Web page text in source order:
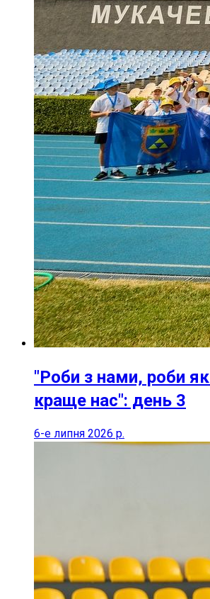
"Роби з нами, роби
краще нас": день 3
6-е липня 2026 р.